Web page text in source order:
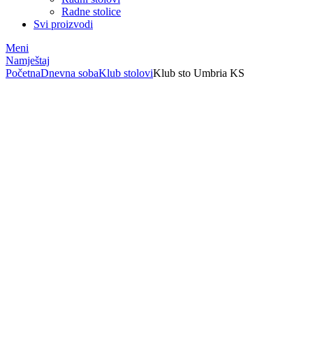
Radne stolice
Svi proizvodi
Meni
Namještaj
PočetnaDnevna sobaKlub stoloviKlub sto Umbria KS